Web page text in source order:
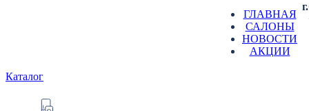
ГЛАВНАЯ
САЛОНЫ
НОВОСТИ
АКЦИИ
Каталог